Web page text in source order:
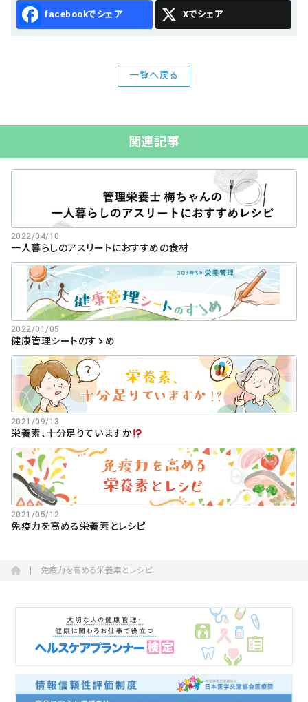
Facebook X
一覧へ戻る
関連記事
2022/04/10
一人暮らしのアスリートにおすすめの食材
2022/01/05
健康管理シートのすゝめ
2021/09/13
栄養素、十分足りていますか
2021/05/12
免疫力を高める栄養素とレシピ
免疫力を高める栄養素とレシピ